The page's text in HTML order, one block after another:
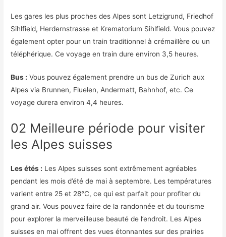
Les gares les plus proches des Alpes sont Letzigrund, Friedhof
Sihlfield, Herdernstrasse et Krematorium Sihlfield. Vous pouvez
également opter pour un train traditionnel à crémaillère ou un
téléphérique. Ce voyage en train dure environ 3,5 heures.
Bus : Vous pouvez également prendre un bus de Zurich aux
Alpes via Brunnen, Fluelen, Andermatt, Bahnhof, etc. Ce
voyage durera environ 4,4 heures.
02 Meilleure période pour visiter
les Alpes suisses
Les étés : Les Alpes suisses sont extrêmement agréables
pendant les mois d’été de mai à septembre. Les températures
varient entre 25 et 28°C, ce qui est parfait pour profiter du
grand air. Vous pouvez faire de la randonnée et du tourisme
pour explorer la merveilleuse beauté de l’endroit. Les Alpes
suisses en mai offrent des vues étonnantes sur des prairies